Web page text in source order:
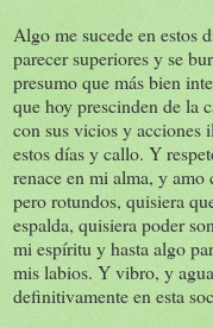
Algo me sucede en estos
parecer superiores y se
presumo que más bien
que hoy prescinden de la
con sus vicios y acciones
estos días y callo. Y
renace en mi alma, y
pero rotundos, quisiera
espalda, quisiera poder
mi espíritu y hasta algo
mis labios. Y vibro, y
definitivamente en esta